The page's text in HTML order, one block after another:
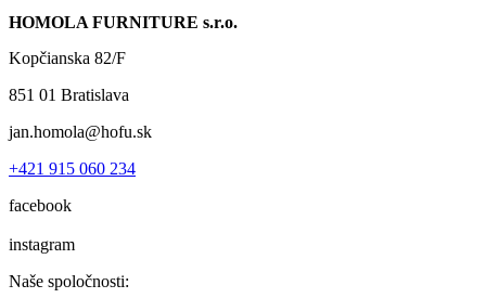
HOMOLA FURNITURE s.r.o.
Kopčianska 82/F
851 01 Bratislava
jan.homola@hofu.sk
+421 915 060 234
facebook
instagram
Naše spoločnosti: